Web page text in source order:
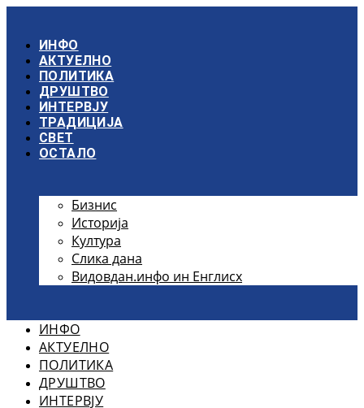
садржајИНФО
АКТУЕЛНО
ПОЛИТИКА
ДРУШТВО
ИНТЕРВЈУ
ТРАДИЦИЈА
СВЕТ
ОСТАЛО
Бизнис
Историја
Култура
Слика дана
Видовдан.инфо ин Енглисх
ИНФО
АКТУЕЛНО
ПОЛИТИКА
ДРУШТВО
ИНТЕРВЈУ